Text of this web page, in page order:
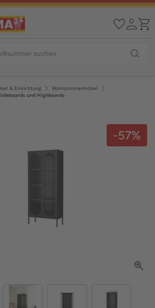
& Einrichtung
Wohnzimmermöbel
und Highboards
-57%